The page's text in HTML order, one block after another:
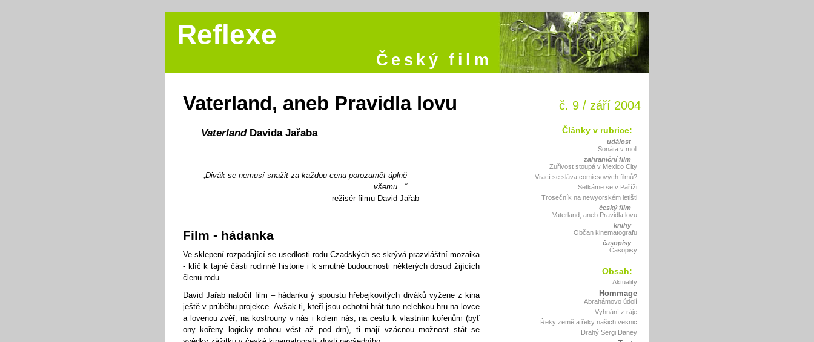
Reflexe
Český film
Vaterland, aneb Pravidla lovu
VaterlandDavida Jařaba
„Divák se nemusí snažit za každou cenu porozumět úplně
všemu...“
režisér filmu David Jařab
Film - hádanka
Ve sklepení rozpadající se usedlosti rodu Czadských se skrývá prazvláštní mozaika
- klíč k tajné části rodinné historie i k smutné budoucnosti některých dosud žijících
členů rodu…
David Jařab natočil film – hádanku ý spoustu hřebejkovitých diváků vyžene z kina
ještě v průběhu projekce. Avšak ti, kteří jsou ochotni hrát tuto nelehkou hru na lovce
a lovenou zvěř, na kostrouny v nás i kolem nás, na cestu k vlastním kořenům (byť
ony kořeny logicky mohou vést až pod drn), ti mají vzácnou možnost stát se
č. 9 / září 2004
Články v rubrice:
událost
Sonáta v moll
zahraniční film
Zuřivost stoupá v Mexico City
Vrací se sláva comicsových filmů?
Setkáme se v Paříži
Trosečník na newyorském letišti
český film
Vaterland, aneb Pravidla lovu
knihy
Občan kinematografu
časopisy
Časopisy
Obsah:
Aktuality
Hommage
Abrahámovo údolí
Vyhnání z ráje
Řeky země a řeky našich vesnic
Drahý Sergi Daney